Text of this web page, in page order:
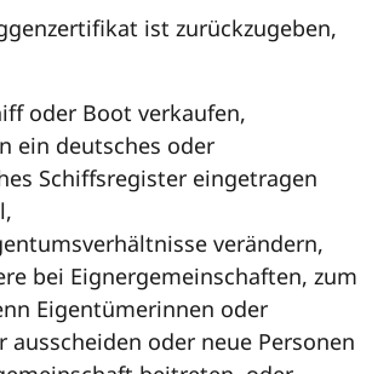
ist zurückzugeben,
oder Boot verkaufen,
ein deutsches oder
Schiffsregister eingetragen
verändern,
bei Eignergemeinschaften, zum
Eigentümerinnen oder
ausscheiden oder neue Personen